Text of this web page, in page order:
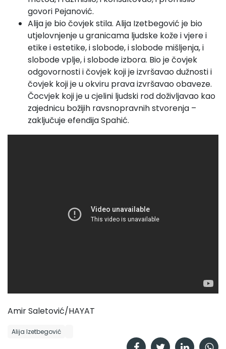
govori Pejanović.
Alija je bio čovjek stila. Alija Izetbegović je bio
utjelovnjenje u granicama ljudske kože i vjere i
etike i estetike, i slobode, i slobode mišljenja, i
slobode vplje, i slobode izbora. Bio je čovjek
odgovornosti i čovjek koji je izvršavao dužnosti i
čovjek koji je u okviru prava izvršavao obaveze.
Čocvjek koji je u cjelini ljudski rod doživljavao kao
zajednicu božijih ravsnopravnih stvorenja –
zaključuje efendija Spahić.
Amir Saletović/HAYAT
Alija Izetbegović